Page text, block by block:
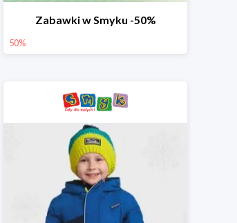
Zabawki w Smyku -50%
50%